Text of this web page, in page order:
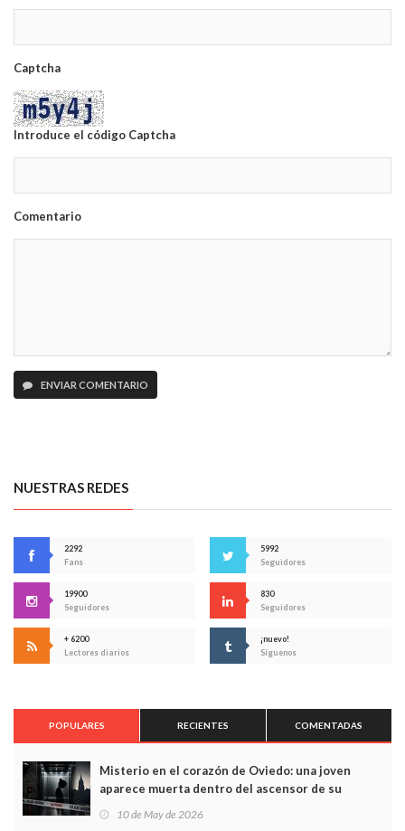
Captcha
Introduce el código Captcha
Comentario
ENVIAR COMENTARIO
NUESTRAS REDES
2292
Fans
5992
Seguidores
19900
Seguidores
830
Seguidores
+ 6200
Lectores diarios
¡nuevo!
Síguenos
POPULARES RECIENTES COMENTADAS
Misterio en el corazón de Oviedo: una joven
aparece muerta dentro del ascensor de su
edificio y las cámaras captan sus últimos minutos
10 de May de 2026